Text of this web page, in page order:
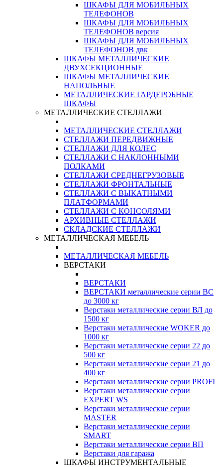
ШКАФЫ ДЛЯ МОБИЛЬНЫХ
ТЕЛЕФОНОВ
ШКАФЫ ДЛЯ МОБИЛЬНЫХ
ТЕЛЕФОНОВ версия
ШКАФЫ ДЛЯ МОБИЛЬНЫХ
ТЕЛЕФОНОВ двк
ШКАФЫ МЕТАЛЛИЧЕСКИЕ
ДВУХСЕКЦИОННЫЕ
ШКАФЫ МЕТАЛЛИЧЕСКИЕ
НАПОЛЬНЫЕ
МЕТАЛЛИЧЕСКИЕ ГАРДЕРОБНЫЕ
ШКАФЫ
МЕТАЛЛИЧЕСКИЕ СТЕЛЛАЖИ
МЕТАЛЛИЧЕСКИЕ СТЕЛЛАЖИ
СТЕЛЛАЖИ ПЕРЕДВИЖНЫЕ
СТЕЛЛАЖИ ДЛЯ КОЛЕС
СТЕЛЛАЖИ С НАКЛОННЫМИ
ПОЛКАМИ
СТЕЛЛАЖИ СРЕДНЕГРУЗОВЫЕ
СТЕЛЛАЖИ ФРОНТАЛЬНЫЕ
СТЕЛЛАЖИ С ВЫКАТНЫМИ
ПЛАТФОРМАМИ
СТЕЛЛАЖИ С КОНСОЛЯМИ
АРХИВНЫЕ СТЕЛЛАЖИ
СКЛАДСКИЕ СТЕЛЛАЖИ
МЕТАЛЛИЧЕСКАЯ МЕБЕЛЬ
МЕТАЛЛИЧЕСКАЯ МЕБЕЛЬ
ВЕРСТАКИ
ВЕРСТАКИ
ВЕРСТАКИ металлические серии ВС
до 3000 кг
Верстаки металлические серии ВЛ до
1500 кг
Верстаки металлические WOKER до
1000 кг
Верстаки металлические серии 22 до
500 кг
Верстаки металлические серии 21 до
400 кг
Верстаки металлические серии PROFI
Верстаки металлические серии
EXPERT WS
Верстаки металлические серии
MASTER
Верстаки металлические серии
SMART
Верстаки металлические серии ВП
Верстаки для гаража
ШКАФЫ ИНСТРУМЕНТАЛЬНЫЕ